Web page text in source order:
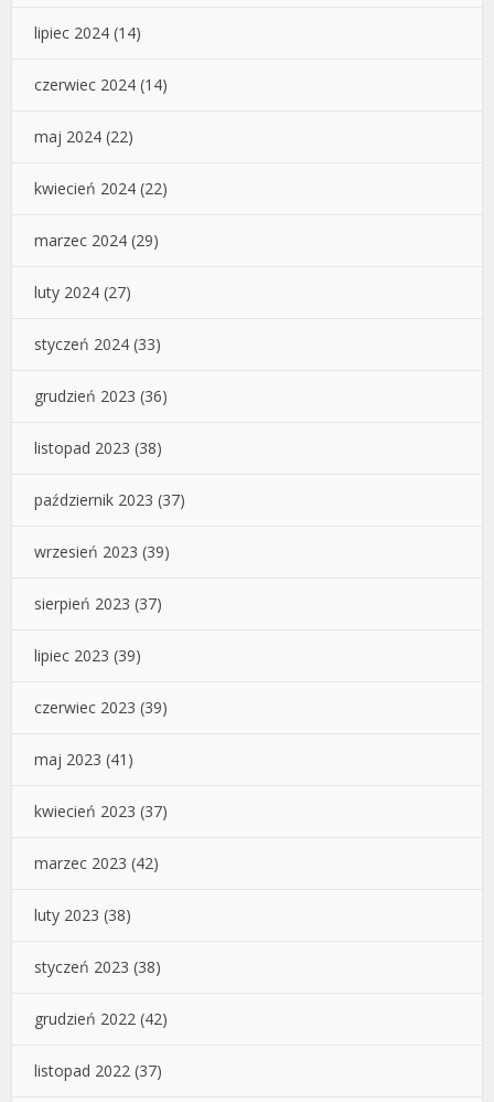
lipiec 2024 (14)
czerwiec 2024 (14)
maj 2024 (22)
kwiecień 2024 (22)
marzec 2024 (29)
luty 2024 (27)
styczeń 2024 (33)
grudzień 2023 (36)
listopad 2023 (38)
październik 2023 (37)
wrzesień 2023 (39)
sierpień 2023 (37)
lipiec 2023 (39)
czerwiec 2023 (39)
maj 2023 (41)
kwiecień 2023 (37)
marzec 2023 (42)
luty 2023 (38)
styczeń 2023 (38)
grudzień 2022 (42)
listopad 2022 (37)